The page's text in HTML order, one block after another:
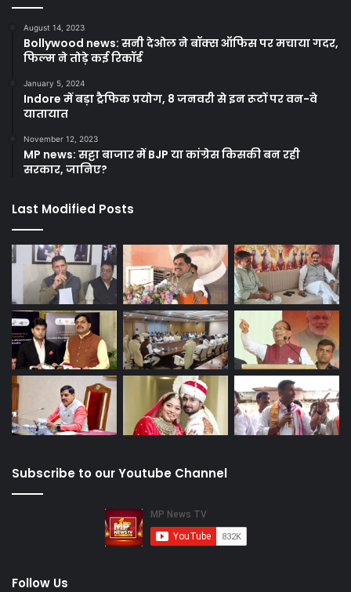
August 14, 2023
Bollywood news: सनी देओल ने बॉक्स ऑफिस पर मचाया गदर,
फिल्म ने तोड़े कई रिकॉर्ड
January 5, 2024
Indore में बड़ा ट्रैफिक प्रयोग, 8 जनवरी से इन रूटों पर वन-वे
यातायात
November 12, 2023
MP news: सट्टा बाजार में BJP या कांग्रेस किसकी बन रही
सरकार, जानिए?
Last Modified Posts
Subscribe to our Youtube Channel
Follow Us